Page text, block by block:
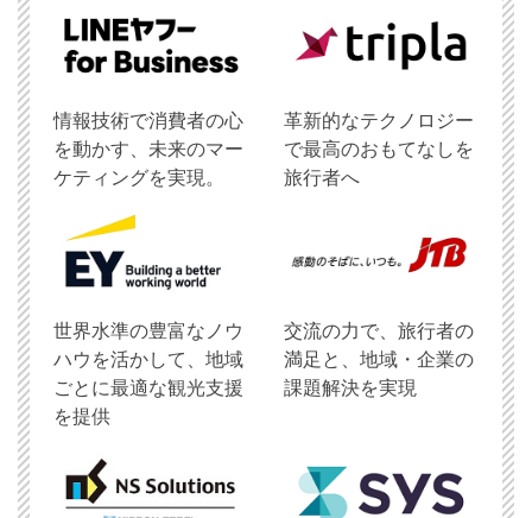
情報技術で消費者の心
を動かす、未来のマー
ケティングを実現。
革新的なテクノロジー
で最高のおもてなしを
旅行者へ
世界水準の豊富なノウ
ハウを活かして、地域
ごとに最適な観光支援
を提供
交流の力で、旅行者の
満足と、地域・企業の
課題解決を実現